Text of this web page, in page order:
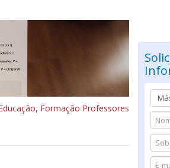
Formação Professores